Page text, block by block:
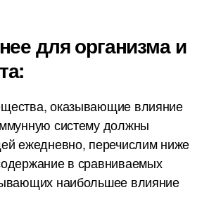
для организма и
оказывающие влияние
систему должны
ежедневно, перечислим ниже
в сравниваемых
наибольшее влияние